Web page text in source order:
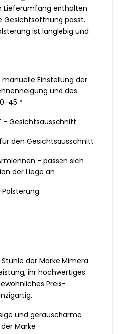
Lieferumfang enthalten
Gesichtsöffnung passt.
ist langlebig und
manuelle Einstellung der
und des
0-45 °
- Gesichtsausschnitt
den Gesichtsausschnitt
- passen sich
der Liege an
der Marke Mimera
ihr hochwertiges
Preis-
und geräuscharme
Marke